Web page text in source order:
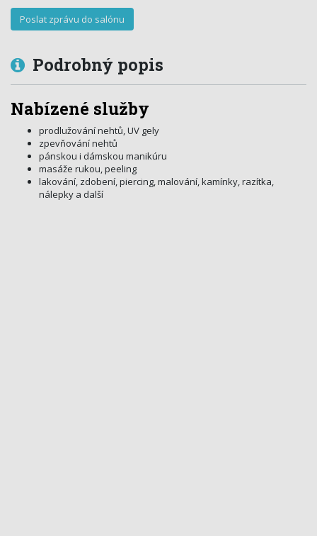
Podrobný popis
Nabízené služby
prodlužování nehtů, UV gely
zpevňování nehtů
pánskou i dámskou manikúru
masáže rukou, peeling
lakování, zdobení, piercing, malování, kamínky, razítka,
nálepky a další